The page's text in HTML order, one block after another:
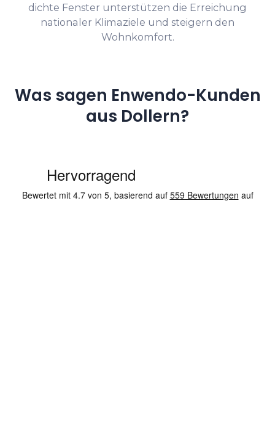
dichte Fenster unterstützen die Erreichung
nationaler Klimaziele und steigern den
Wohnkomfort.
Was sagen Enwendo-Kunden
aus Dollern?